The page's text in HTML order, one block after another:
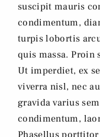
suscipit mauris
condimentum,
turpis lobortis
quis massa. Proin
Ut imperdiet, ex
viverra nisl, nec
gravida varius
condimentum,